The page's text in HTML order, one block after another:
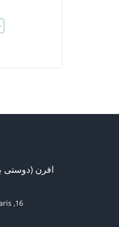
افرن (دوستی
16, passage de la Main d'Or 75011 Paris